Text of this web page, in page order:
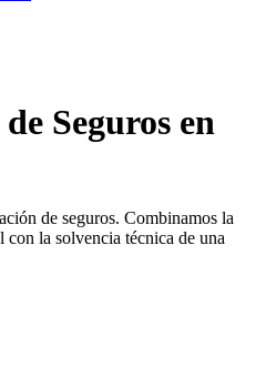
Seguros en
de seguros. Combinamos la
con la solvencia técnica de una